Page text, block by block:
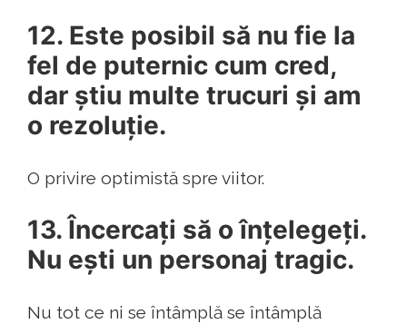
12. Este posibil să nu fie la
fel de puternic cum cred,
dar știu multe trucuri și am
o rezoluție.
O privire optimistă spre viitor.
13. Încercați să o înțelegeți.
Nu ești un personaj tragic.
Nu tot ce ni se întâmplă se întâmplă